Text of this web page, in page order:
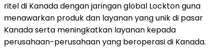
ritel di Kanada dengan jaringan global Lockton guna
menawarkan produk dan layanan yang unik di pasar
Kanada serta meningkatkan layanan kepada
perusahaan-perusahaan yang beroperasi di Kanada.